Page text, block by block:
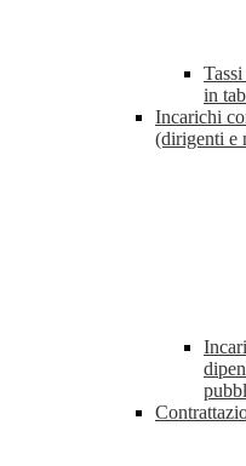
in
Incarichi
(dirigenti e